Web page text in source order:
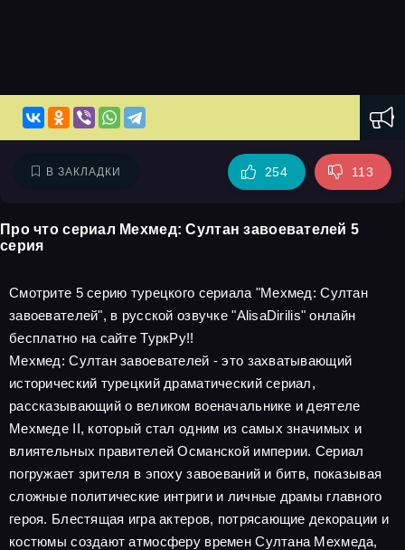
В ЗАКЛАДКИ 254 113
Про что сериал Мехмед: Султан завоевателей 5
серия
Смотрите 5 серию турецкого сериала "Мехмед: Султан
завоевателей", в русской озвучке "AlisaDirilis" онлайн
бесплатно на сайте ТуркРу!!
Мехмед: Султан завоевателей - это захватывающий
исторический турецкий драматический сериал,
рассказывающий о великом военачальнике и деятеле
Мехмеде II, который стал одним из самых значимых и
влиятельных правителей Османской империи. Сериал
погружает зрителя в эпоху завоеваний и битв, показывая
сложные политические интриги и личные драмы главного
героя. Блестящая игра актеров, потрясающие декорации и
костюмы создают атмосферу времен Султана Мехмеда,